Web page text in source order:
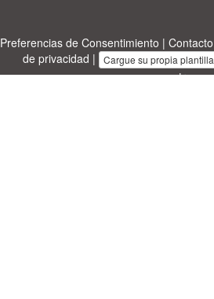
Preferencias de Consentimiento | Contacto
de privacidad | Cargue su propia plantilla
nosotras